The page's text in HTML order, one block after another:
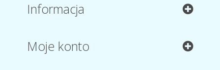
Informacja
Moje konto